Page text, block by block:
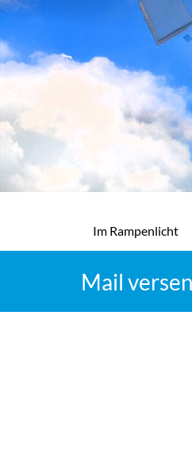
Im Rampenlicht
Mail